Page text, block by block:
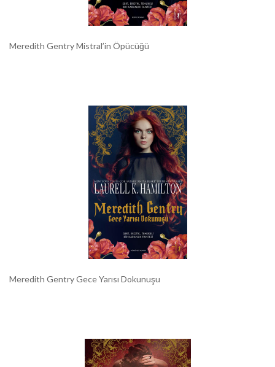
Meredith Gentry Mistral’in Öpücüğü
Meredith Gentry Gece Yarısı Dokunuşu